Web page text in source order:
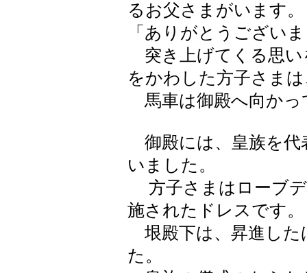
るお父さまがいます。
「ありがとうござい
突き上げてくる思い
をかわした方子さま
馬車は御殿へ向かっ
御殿には、皇族を代
いました。
方子さまはローブデ
施されたドレスです。
垠殿下は、昇進した
た。